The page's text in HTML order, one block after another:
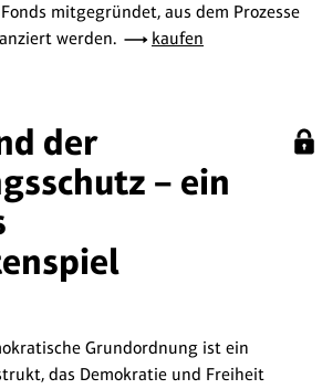
mitgegründet, aus dem Prozesse
werden.
kaufen
der
– ein
Grundordnung ist ein
das Demokratie und Freiheit